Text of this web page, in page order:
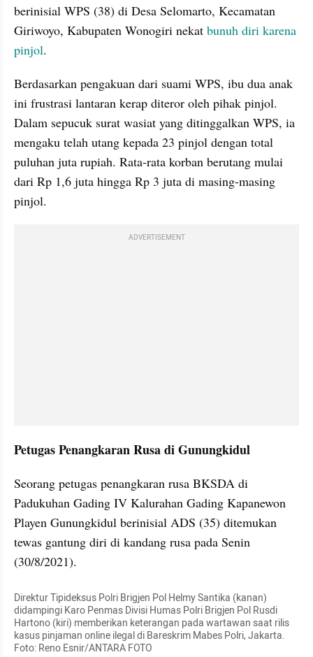
berinisial WPS (38) di Desa Selomarto, Kecamatan
Giriwoyo, Kabupaten Wonogiri nekat bunuh diri karena
pinjol.
Berdasarkan pengakuan dari suami WPS, ibu dua anak
ini frustrasi lantaran kerap diteror oleh pihak pinjol.
Dalam sepucuk surat wasiat yang ditinggalkan WPS, ia
mengaku telah utang kepada 23 pinjol dengan total
puluhan juta rupiah. Rata-rata korban berutang mulai
dari Rp 1,6 juta hingga Rp 3 juta di masing-masing
pinjol.
ADVERTISEMENT
Petugas Penangkaran Rusa di Gunungkidul
Seorang petugas penangkaran rusa BKSDA di
Padukuhan Gading IV Kalurahan Gading Kapanewon
Playen Gunungkidul berinisial ADS (35) ditemukan
tewas gantung diri di kandang rusa pada Senin
(30/8/2021).
Direktur Tipideksus Polri Brigjen Pol Helmy Santika (kanan)
didampingi Karo Penmas Divisi Humas Polri Brigjen Pol Rusdi
Hartono (kiri) memberikan keterangan pada wartawan saat rilis
kasus pinjaman online ilegal di Bareskrim Mabes Polri, Jakarta.
Foto: Reno Esnir/ANTARA FOTO